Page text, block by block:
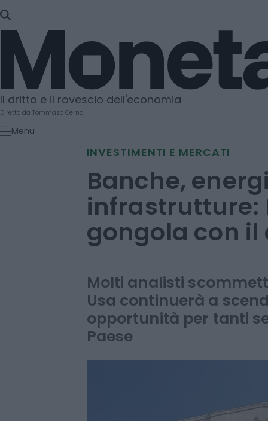
SKIP
TO
CONTENT
Moneta
Il dritto e il rovescio dell'economia
Diretto da Tommaso Cerno
Menu
INVESTIMENTI E MERCATI
Banche,
gongola con il
Molti analisti
Usa continuerà a